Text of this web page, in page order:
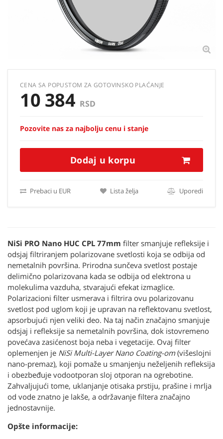
CENA SA POPUSTOM ZA GOTOVINSKO PLAĆANJE
10 384 RSD
Pozovite nas za najbolju cenu i stanje
Dodaj u korpu
Prebaci u EUR Lista želja Uporedi
NiSi PRO Nano HUC CPL 77mm filter smanjuje refleksije i
odsjaj filtriranjem polarizovane svetlosti koja se odbija od
nemetalnih površina. Prirodna sunčeva svetlost postaje
delimično polarizovana kada se odbija od elektrona u
molekulima vazduha, stvarajući efekat izmaglice.
Polarizacioni filter usmerava i filtrira ovu polarizovanu
svetlost pod uglom koji je upravan na reflektovanu svetlost,
apsorbujući njen veliki deo. Na taj način značajno smanjuje
odsjaj i refleksije sa nemetalnih površina, dok istovremeno
povećava zasićenost boja neba i vegetacije. Ovaj filter
oplemenjen je NiSi Multi-Layer Nano Coating-om(višeslojni
nano-premaz), koji pomaže u smanjenju neželjenih refleksija
i obezbeđuje vodootporan sloj otporan na ogrebotine.
Zahvaljujući tome, uklanjanje otisaka prstiju, prašine i mrlja
od vode znatno je lakše, a održavanje filtera značajno
jednostavnije.
Opšte informacije: